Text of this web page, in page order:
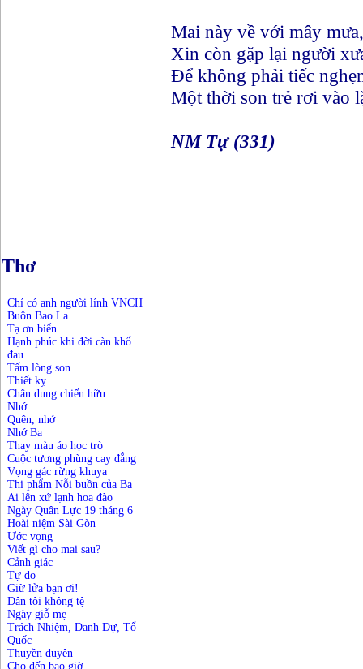
Mai này về với mây mưa,
Xin còn gặp lại người
Để không phải tiếc
Một thời son trẻ rơi vào
NM Tự (331)
Thơ
Chỉ có anh người lính VNCH
Buôn Bao La
Tạ ơn biển
Hạnh phúc khi đời càn khổ
đau
Tấm lòng son
Thiết kỵ
Chân dung chiến hữu
Nhớ
Quên, nhớ
Nhớ Ba
Thay màu áo học trò
Cuộc tương phùng cay đắng
Vọng gác rừng khuya
Thi phẩm Nỗi buồn của Ba
Ai lên xứ lạnh hoa đào
Ngày Quân Lực 19 tháng 6
Hoài niệm Sài Gòn
Ước vọng
Viết gì cho mai sau?
Cảnh giác
Tự do
Giữ lửa bạn ơi!
Dân tôi không tệ
Ngày giỗ mẹ
Trách Nhiệm, Danh Dự, Tổ
Quốc
Thuyền duyên
Cho đến bao giờ